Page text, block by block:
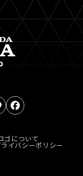
ゴについて
イバシーポリシー